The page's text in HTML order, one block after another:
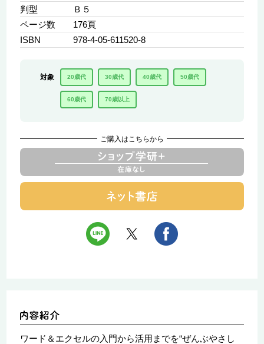
判型
Ｂ５
ページ数
176頁
ISBN
978-4-05-611520-8
対象 20歳代 30歳代 40歳代 50歳代
60歳代 70歳以上
ご購入はこちらから
ワード＆エクセルの入門から活用までを“ぜんぶやさし